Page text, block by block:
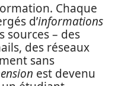
Chaque
d’informations
sources – des
des réseaux
sans
est devenu